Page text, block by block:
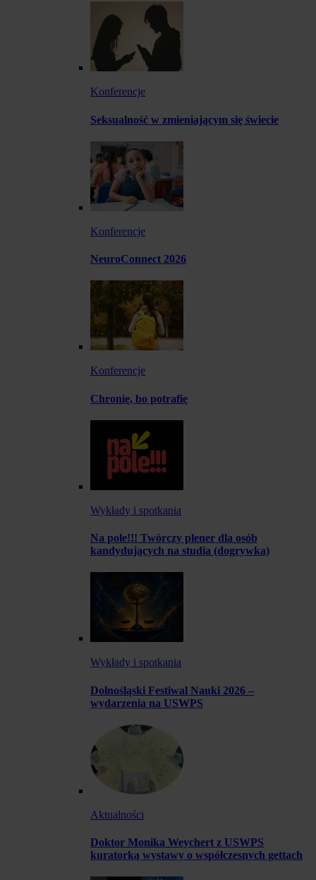
Konferencje
Seksualność w zmieniającym się świecie
Konferencje
NeuroConnect 2026
Konferencje
Chronię, bo potrafię
Wykłady i spotkania
Na pole!!! Twórczy plener dla osób
kandydujących na studia (dogrywka)
Wykłady i spotkania
Dolnośląski Festiwal Nauki 2026 –
wydarzenia na USWPS
Aktualności
Doktor Monika Weychert z USWPS
kuratorką wystawy o współczesnych gettach